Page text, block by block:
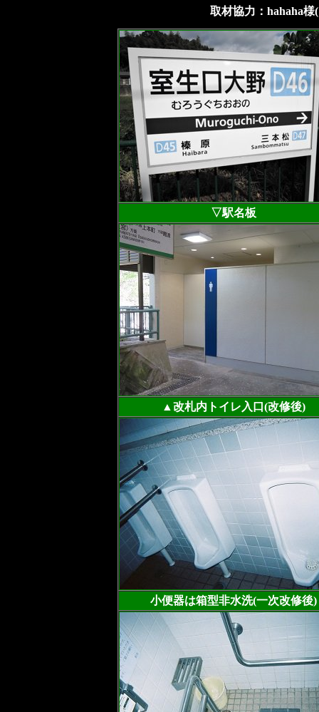
取材協力：hahaha
▽駅名板
▲改札内トイレ入口(改修後)
小便器は箱型非水洗(一次改修後)